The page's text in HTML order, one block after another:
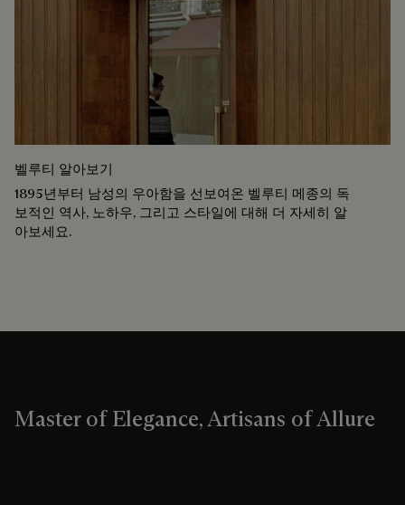
벨루티 알아보기
1895년부터 남성의 우아함을 선보여온 벨루티 메종의 독
보적인 역사, 노하우, 그리고 스타일에 대해 더 자세히 알
아보세요.
Master of Elegance, Artisans of Allure